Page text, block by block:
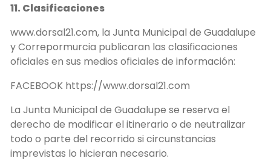
11. Clasificaciones
www.dorsal21.com, la Junta Municipal de Guadalupe
y Correpormurcia publicaran las clasificaciones
oficiales en sus medios oficiales de información:
FACEBOOK https://www.dorsal21.com
La Junta Municipal de Guadalupe se reserva el
derecho de modificar el itinerario o de neutralizar
todo o parte del recorrido si circunstancias
imprevistas lo hicieran necesario.